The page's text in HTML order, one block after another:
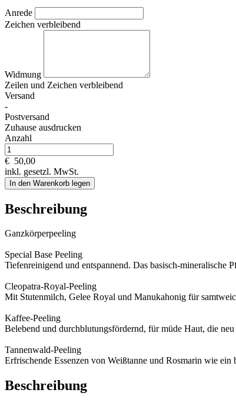
Anrede
Zeichen verbleibend
Widmung
Zeilen und Zeichen verbleibend
Versand
-
Postversand
Zuhause ausdrucken
Anzahl
€ 50,00
inkl. gesetzl. MwSt.
In den Warenkorb legen
Beschreibung
Ganzkörperpeeling
Special Base Peeling
Tiefenreinigend und entspannend. Das basisch-mineralische
Cleopatra-Royal-Peeling
Mit Stutenmilch, Gelee Royal und Manukahonig für
Kaffee-Peeling
Belebend und durchblutungsfördernd, für müde Haut, die neu
Tannenwald-Peeling
Erfrischende Essenzen von Weißtanne und Rosmarin wie ein
Beschreibung